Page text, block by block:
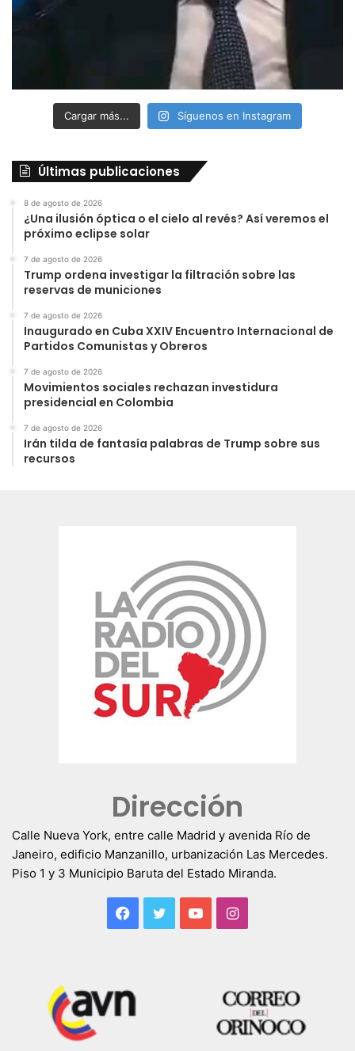
Cargar más... Síguenos en Instagram
Últimas publicaciones
8 de agosto de 2026
¿Una ilusión óptica o el cielo al revés? Así veremos el
próximo eclipse solar
7 de agosto de 2026
Trump ordena investigar la filtración sobre las
reservas de municiones
7 de agosto de 2026
Inaugurado en Cuba XXIV Encuentro Internacional de
Partidos Comunistas y Obreros
7 de agosto de 2026
Movimientos sociales rechazan investidura
presidencial en Colombia
7 de agosto de 2026
Irán tilda de fantasía palabras de Trump sobre sus
recursos
Dirección
Calle Nueva York, entre calle Madrid y avenida Río de
Janeiro, edificio Manzanillo, urbanización Las Mercedes.
Piso 1 y 3 Municipio Baruta del Estado Miranda.
Facebook
TwitterYouTubeInstagram